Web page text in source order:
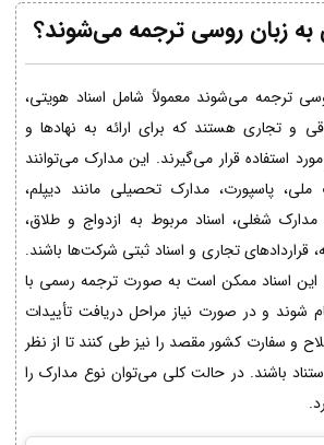
به زبان روسی ترجمه می‌شوند؟
ترجمه می‌شوند معمولاً شامل اسناد هویتی،
و تجاری هستند که برای ارائه به نهادها و
استفاده قرار می‌گیرند. این مدارک می‌توانند
ملی، پاسپورت، مدارک تحصیلی مانند دیپلم،
مدارک شغلی، اسناد مربوط به ازدواج و طلاق،
قراردادهای تجاری و اسناد ثبتی شرکت‌ها باشند.
اسناد ممکن است به صورت ترجمه رسمی با
شوند و در صورت نیاز مراحل دریافت تأییدات
و سفارت کشور مقصد را نیز طی کنند تا از نظر
باشند. در حالت کلی می‌توان نوع مدارک را